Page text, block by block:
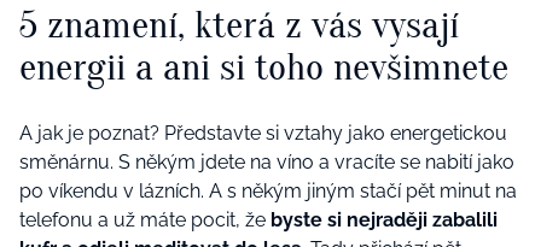
5 znamení, která z vás vysají
energii a ani si toho nevšimnete
A jak je poznat? Představte si vztahy jako energetickou
směnárnu. S někým jdete na víno a vracíte se nabití jako
po víkendu v lázních. A s někým jiným stačí pět minut na
telefonu a už máte pocit, že byste si nejraději zabalili